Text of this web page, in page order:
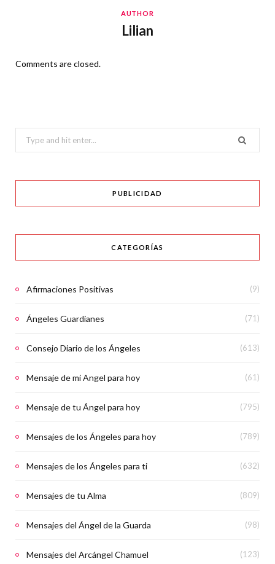
AUTHOR
Lilian
Comments are closed.
Search
for:
PUBLICIDAD
CATEGORÍAS
Afirmaciones Positivas (9)
Ángeles Guardianes (71)
Consejo Diario de los Ángeles (613)
Mensaje de mi Angel para hoy (61)
Mensaje de tu Ángel para hoy (795)
Mensajes de los Ángeles para hoy (789)
Mensajes de los Ángeles para ti (632)
Mensajes de tu Alma (809)
Mensajes del Ángel de la Guarda (98)
Mensajes del Arcángel Chamuel (123)